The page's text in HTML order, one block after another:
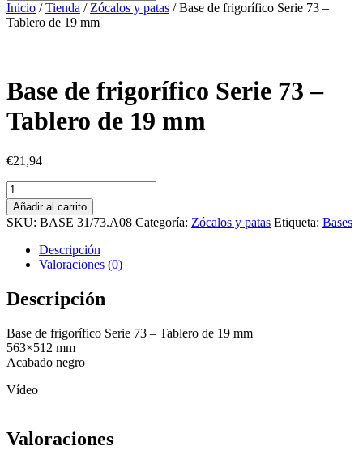
Inicio /Tienda / Zócalos y patas / Base de frigorífico Serie 73 –
Tablero de 19 mm
Base de frigorífico Serie 73 –
Tablero de 19 mm
€21,94
Base
de
frigorífico
Serie
Tablero
de
19
cantidad
Añadir al carrito
SKU: BASE 31/73.A08 Categoría: Zócalos y patas Etiqueta: Bases
Descripción
Valoraciones (0)
Descripción
Base de frigorífico Serie 73 – Tablero de 19 mm
563×512 mm
Acabado negro
Vídeo
Valoraciones